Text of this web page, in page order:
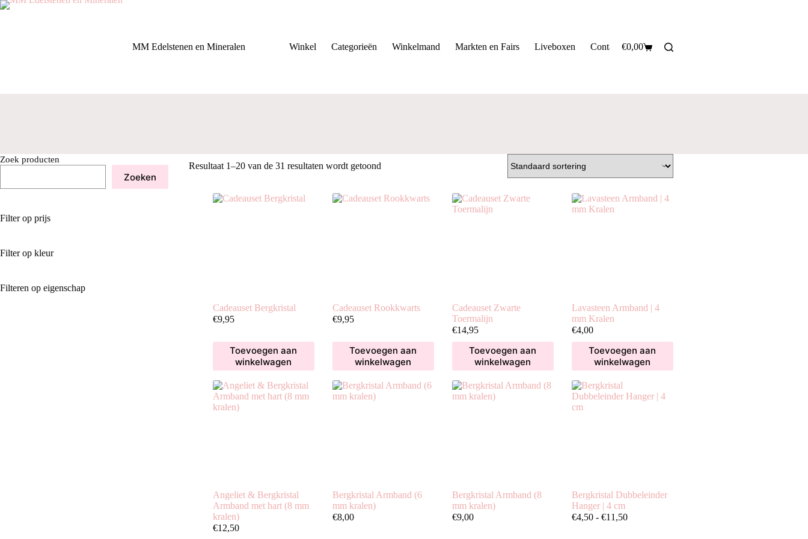
Ga
MM Edelstenen en Mineralen
Winkel Categorieën Winkelmand Markten en Fairs Liveboxen Contact Privacy informatie
Winkelwagen
€0,00
Resultaat 1–20 van de 31 resultaten wordt getoond
Cadeauset Bergkristal
€9,95
Toevoegen aan
winkelwagen
Cadeauset Rookkwarts
€9,95
Toevoegen aan
winkelwagen
Cadeauset Zwarte
Toermalijn
€14,95
Toevoegen aan
winkelwagen
Lavasteen Armband | 4
mm Kralen
€4,00
Toevoegen aan
winkelwagen
Angeliet & Bergkristal
Armband met hart (8 mm
kralen)
€12,50
Bergkristal Armband (6
mm kralen)
€8,00
Bergkristal Armband (8
mm kralen)
€9,00
Bergkristal Dubbeleinder
Hanger | 4 cm
€4,50 - €11,50Prijsklasse:
Zoek producten
Zoeken
Filter op prijs
Filter op kleur
Filteren op eigenschap